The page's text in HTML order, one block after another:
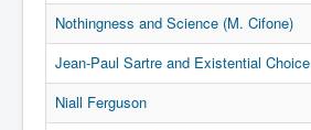
Nothingness and Science (M. Cifone)
Jean-Paul Sartre and Existential Choice
Niall Ferguson